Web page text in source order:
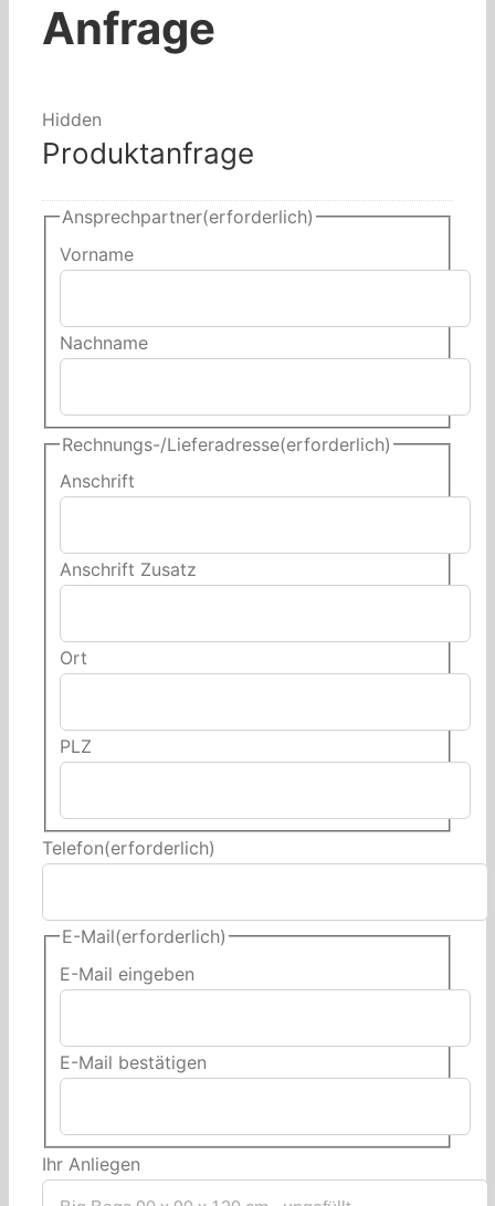
Anfrage
Hidden
Produktanfrage
Ansprechpartner(erforderlich)
Vorname
Nachname
Rechnungs-/Lieferadresse(erforderlich)
Anschrift
Anschrift Zusatz
Ort
PLZ
Telefon(erforderlich)
E-Mail(erforderlich)
E-Mail eingeben
E-Mail bestätigen
Ihr Anliegen